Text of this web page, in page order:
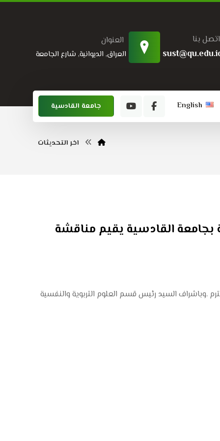
العنوان
العراق, الديوانية, شارع الجامعة
اتصل بنا
English جامعة القادسية
اخر التحديثات
بجامعة القادسية يقيم مناقشة
.وباشراف السيد رئيس قسم العلوم التربوية والنفسية